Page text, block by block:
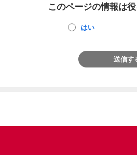
このページの情報は
はい
送信す